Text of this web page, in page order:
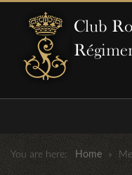
Club
You are here: Home »